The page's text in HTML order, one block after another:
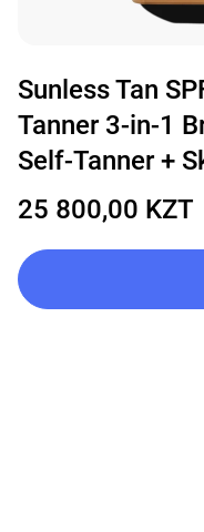
Sunless Tan SPF 50 Sunscreen + Self-
Tanner 3-in-1
Self-Tanner +
25 800,00 KZT